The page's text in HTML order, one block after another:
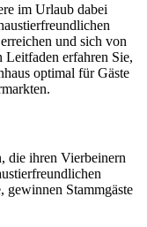
im Urlaub dabei
und sich von
Leitfaden erfahren Sie,
optimal für Gäste
die ihren Vierbeinern
gewinnen Stammgäste